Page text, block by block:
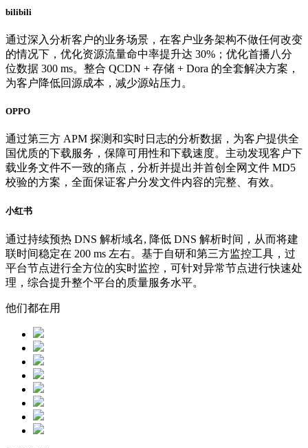
bilibili
通过深入分析客户的业务场景，在客户业务架构不做任何改变
的情况下，优化资源流量命中率提升达 30%；优化首播八分
位数据 300 ms。整合 QCDN + 存储 + Dora 的全套解决方案，
为客户降低回源成本，减少源站压力。
OPPO
通过第三方 APM 探测和实时日志的分析数据，为客户提供全
国优质的下载服务，保障可用性和下载速度。主动发现客户下
载业务文件不一致的痛点，分析并提出并首创全网文件 MD5
校验的方案，全面保证客户分发文件内容的完整、有效。
小红书
通过持续预热 DNS 解析域名, 降低 DNS 解析时间，从而将建
联时间稳定在 200 ms 左右。基于自研和第三方监控工具，过
平台节点进行全方位的实时监控，可针对异常节点进行快速处
理，综合提升整个平台的质量服务水平。
他们都在用